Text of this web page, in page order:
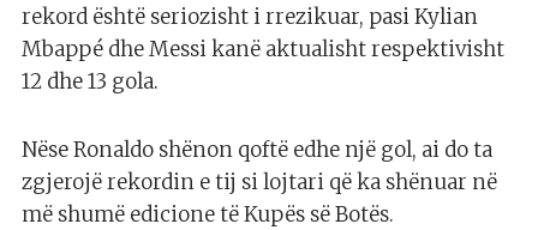
rekord është seriozisht i rrezikuar, pasi Kylian
Mbappé dhe Messi kanë aktualisht respektivisht
12 dhe 13 gola.
Nëse Ronaldo shënon qoftë edhe një gol, ai do ta
zgjerojë rekordin e tij si lojtari që ka shënuar në
më shumë edicione të Kupës së Botës.